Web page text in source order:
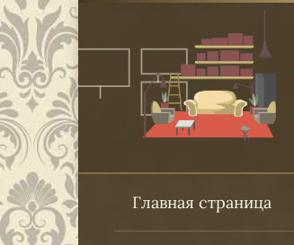
Перейти
к
контенту
Главная страница